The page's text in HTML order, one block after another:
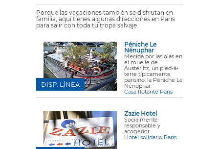
Porque las vacaciones también se disfrutan en
familia, aquí tienes algunas direcciones en París
para salir con toda tu tropa salvaje.
Péniche Le
Nénuphar
Mecida por las olas en
el muelle de
Austerlitz, un pied-à-
terre típicamente
parisino: la Péniche Le
Nénuphar.
Casa flotante Paris
DISP. LÍNEA
Zazie Hotel
Socialmente
responsable y
acogedor
Hotel solidario Paris